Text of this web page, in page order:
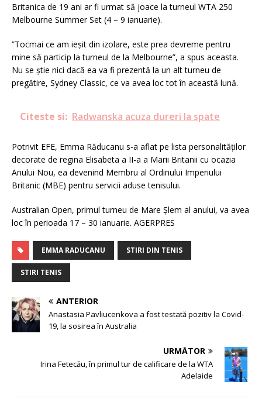
Britanica de 19 ani ar fi urmat să joace la turneul WTA 250
Melbourne Summer Set (4 – 9 ianuarie).
”Tocmai ce am ieşit din izolare, este prea devreme pentru
mine să particip la turneul de la Melbourne”, a spus aceasta.
Nu se ştie nici dacă ea va fi prezentă la un alt turneu de
pregătire, Sydney Classic, ce va avea loc tot în această lună.
Citeste si: Radwanska acuza dureri la spate
Potrivit EFE, Emma Răducanu s-a aflat pe lista personalităţilor
decorate de regina Elisabeta a II-a a Marii Britanii cu ocazia
Anului Nou, ea devenind Membru al Ordinului Imperiului
Britanic (MBE) pentru servicii aduse tenisului.
Australian Open, primul turneu de Mare Şlem al anului, va avea
loc în perioada 17 – 30 ianuarie. AGERPRES
EMMA RADUCANU STIRI DIN TENIS
STIRI TENIS
ANTERIOR
Anastasia Pavliucenkova a fost testată pozitiv la Covid-
19, la sosirea în Australia
URMĂTOR
Irina Fetecău, în primul tur de calificare de la WTA
Adelaide